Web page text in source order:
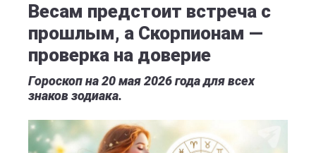
Весам предстоит встреча с
прошлым, а Скорпионам —
проверка на доверие
Гороскоп на 20 мая 2026 года для всех
знаков зодиака.